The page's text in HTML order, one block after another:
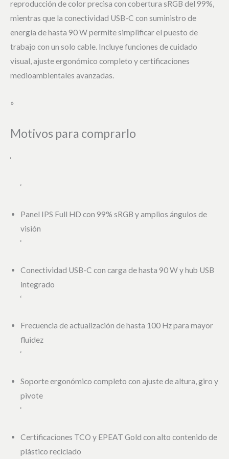
reproducción de color precisa con cobertura sRGB del 99%,
mientras que la conectividad USB-C con suministro de
energía de hasta 90 W permite simplificar el puesto de
trabajo con un solo cable. Incluye funciones de cuidado
visual, ajuste ergonómico completo y certificaciones
medioambientales avanzadas.
»
Motivos para comprarlo
‘
‘
Panel IPS Full HD con 99% sRGB y amplios ángulos de
visión
‘
Conectividad USB-C con carga de hasta 90 W y hub USB
integrado
‘
Frecuencia de actualización de hasta 100 Hz para mayor
fluidez
‘
Soporte ergonómico completo con ajuste de altura, giro y
pivote
‘
Certificaciones TCO y EPEAT Gold con alto contenido de
plástico reciclado